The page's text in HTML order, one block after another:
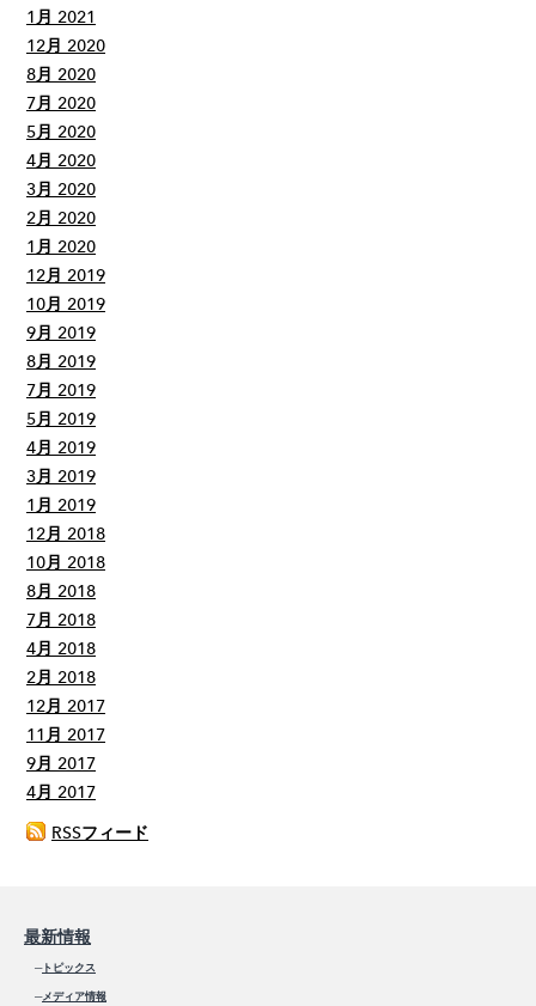
1月 2021
12月 2020
8月 2020
7月 2020
5月 2020
4月 2020
3月 2020
2月 2020
1月 2020
12月 2019
10月 2019
9月 2019
8月 2019
7月 2019
5月 2019
4月 2019
3月 2019
1月 2019
12月 2018
10月 2018
8月 2018
7月 2018
4月 2018
2月 2018
12月 2017
11月 2017
9月 2017
4月 2017
RSSフィード
最新情報
─トピックス
─メディア情報